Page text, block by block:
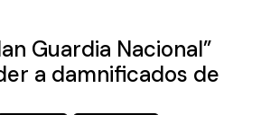
Guardia Nacional”
a damnificados de